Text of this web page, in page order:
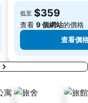
低至 $359
查看 9 個網站的價格
查看價